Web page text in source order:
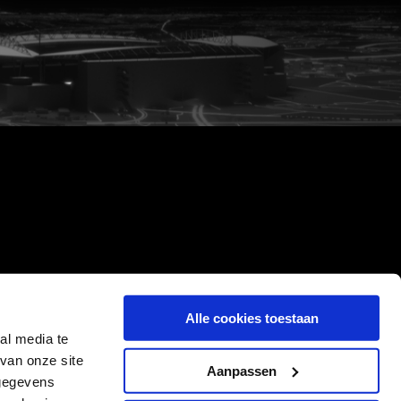
media te
onze site
Alle cookies toestaan
Aanpassen